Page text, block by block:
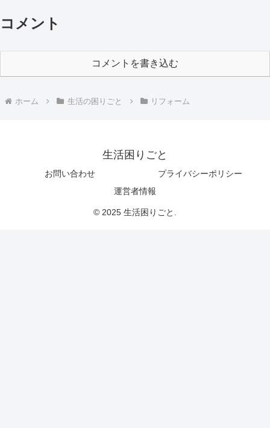
コメント
コメントを書き込む
ホーム 生活の困りごと リフォーム
生活困りごと
お問い合わせ
プライバシーポリシー
運営者情報
© 2025 生活困りごと.